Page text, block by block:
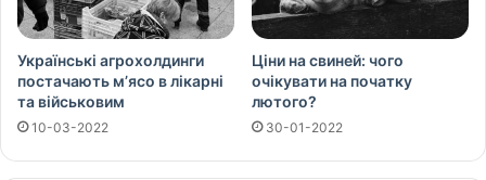
Українські агрохолдинги
постачають м’ясо в лікарні
та військовим
10-03-2022
Ціни на свиней: чого
очікувати на початку
лютого?
30-01-2022